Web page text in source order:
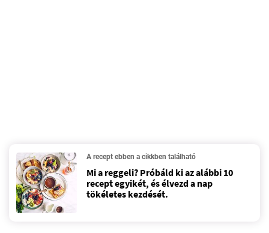
A recept ebben a cikkben található
Mi a reggeli? Próbáld ki az alábbi 10
recept egyikét, és élvezd a nap
tökéletes kezdését.